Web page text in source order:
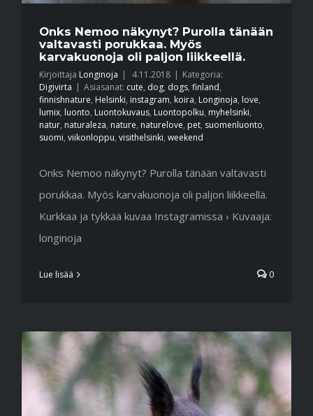
Onks Nemoo näkynyt? Purolla tänään
valtavasti porukkaa. Myös
karvakuonoja oli paljon liikkeellä.
Kirjoittaja Longinoja | 4.11.2018 | Kategoria:
Digivirta | Asiasanat: cute, dog, dogs, finland,
finnishnature, Helsinki, instagram, koira, Longinoja, love,
lumix, luonto, Luontokuvaus, Luontopolku, myhelsinki,
natur, naturaleza, nature, naturelove, pet, suomenluonto,
suomi, viikonloppu, visithelsinki, weekend
Onks Nemoo näkynyt? Purolla tänään valtavasti
porukkaa. Myös karvakuonoja oli paljon liikkeellä.
Kurkkaa ja tykkää kuvaa Instagramissa › Kuvaaja:
longinoja
Lue lisää 0